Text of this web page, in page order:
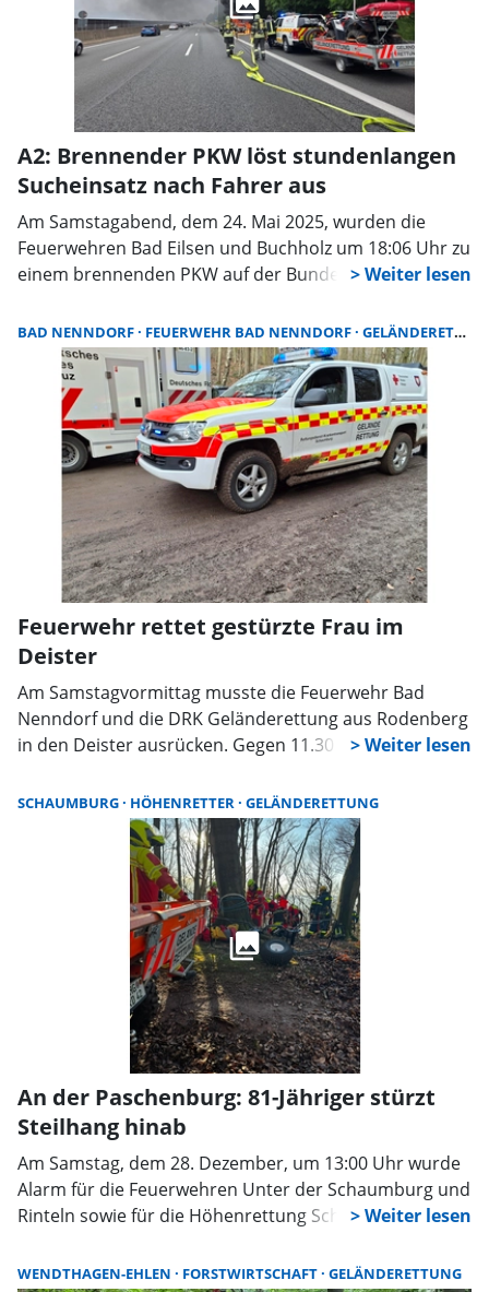
größeren Waldweg transportiert werden.
A2: Brennender PKW löst stundenlangen
Sucheinsatz nach Fahrer aus
Am Samstagabend, dem 24. Mai 2025, wurden die
Feuerwehren Bad Eilsen und Buchholz um 18:06 Uhr zu
einem brennenden PKW auf der Bundesautobahn 2 in
Einsatzstelle bestätigte die Rodenberger
Geländerettung, die gerade von der
Fahrzeugausstellung der 112-Jahresfeier von der
Feuerwehr Luhden zurückkehrte, den Brand.
BAD NENNDORF FEUERWEHR BAD NENNDORF GELÄNDERETTUNG
Feuerwehr rettet gestürzte Frau im
Deister
Am Samstagvormittag musste die Feuerwehr Bad
Nenndorf und die DRK Geländerettung aus Rodenberg
in den Deister ausrücken. Gegen 11.30 Uhr, wurde eine
Eine Spaziergängerin war hier scheinbar gestürzt und
hatte sich dabei verletzt. An der Waldgaststätte
Mooshütte wartete der Rettungswagen auf den
Transport der Patientin.
SCHAUMBURG HÖHENRETTER GELÄNDERETTUNG
An der Paschenburg: 81-Jähriger stürzt
Steilhang hinab
Am Samstag, dem 28. Dezember, um 13:00 Uhr wurde
Alarm für die Feuerwehren Unter der Schaumburg und
Rinteln sowie für die Höhenrettung Schaumburger
ausgelöst. Im Bereich der Paschenburg stürzte ein 81-
WENDTHAGEN-EHLEN FORSTWIRTSCHAFT GELÄNDERETTUNG